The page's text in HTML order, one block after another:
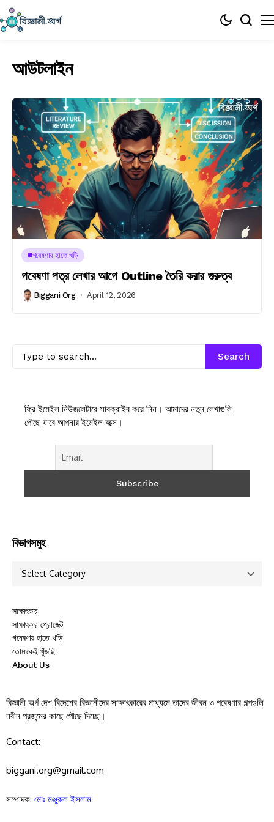
আউটলাইন
গবেষণায় হাতে খড়ি
গবেষণা পত্র লেখার আগে Outline তৈরি করার গুরুত্ব
Biggani Org April 12, 2026
Search
ফ্রি ইমেইল নিউজলেটারে সাবক্রাইব করে নিন। আমাদের নতুন লেখাগুলি
পৌছে যাবে আপনার ইমেইল বক্সে।
বিভাগসমুহ
সাক্ষাৎকার
সাক্ষাৎকার প্রোজেক্ট
গবেষণায় হাতে খড়ি
তোমাকেই খুঁজছি
About Us
বিজ্ঞানী অর্গ দেশ বিদেশের বিজ্ঞানীদের সাক্ষাৎকারের মাধ্যমে তাদের জীবন ও গবেষণার গল্পগুলি
নবীন প্রজন্মের কাছে পৌছে দিচ্ছে।
Contact:
biggani.org@gmail.com
সম্পাদক: মোঃ মঞ্জুরুল ইসলাম